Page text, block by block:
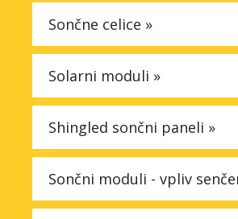
Podjetje
Spletna trgovina »
Sončne celice »
Solarni moduli »
Shingled sončni paneli »
Sončni moduli - vpliv